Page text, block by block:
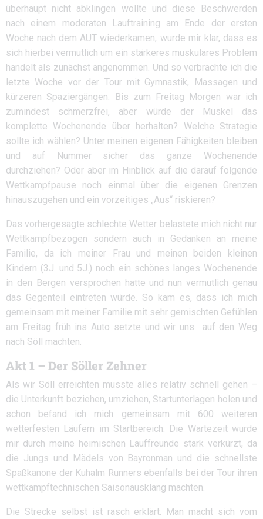
überhaupt nicht abklingen wollte und diese Beschwerden
nach einem moderaten Lauftraining am Ende der ersten
Woche nach dem AUT wiederkamen, wurde mir klar, dass es
sich hierbei vermutlich um ein stärkeres muskuläres Problem
handelt als zunächst angenommen. Und so verbrachte ich die
letzte Woche vor der Tour mit Gymnastik, Massagen und
kürzeren Spaziergängen. Bis zum Freitag Morgen war ich
zumindest schmerzfrei, aber würde der Muskel das
komplette Wochenende über herhalten? Welche Strategie
sollte ich wählen? Unter meinen eigenen Fähigkeiten bleiben
und auf Nummer sicher das ganze Wochenende
durchziehen? Oder aber im Hinblick auf die darauf folgende
Wettkampfpause noch einmal über die eigenen Grenzen
hinauszugehen und ein vorzeitiges „Aus“ riskieren?
Das vorhergesagte schlechte Wetter belastete mich nicht nur
Wettkampfbezogen sondern auch in Gedanken an meine
Familie, da ich meiner Frau und meinen beiden kleinen
Kindern (3J. und 5J.) noch ein schönes langes Wochenende
in den Bergen versprochen hatte und nun vermutlich genau
das Gegenteil eintreten würde. So kam es, dass ich mich
gemeinsam mit meiner Familie mit sehr gemischten Gefühlen
am Freitag früh ins Auto setzte und wir uns auf den Weg
nach Söll machten.
Akt 1 – Der Söller Zehner
Als wir Söll erreichten musste alles relativ schnell gehen –
die Unterkunft beziehen, umziehen, Startunterlagen holen und
schon befand ich mich gemeinsam mit 600 weiteren
wetterfesten Läufern im Startbereich. Die Wartezeit wurde
mir durch meine heimischen Lauffreunde stark verkürzt, da
die Jungs und Mädels von Bayronman und die schnellste
Spaßkanone der Kuhalm Runners ebenfalls bei der Tour ihren
wettkampftechnischen Saisonausklang machten.
Die Strecke selbst ist rasch erklärt. Man macht sich vom